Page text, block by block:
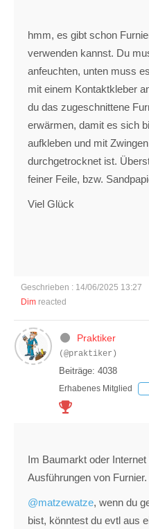
hmm, es gibt schon
verwenden kannst. Du
anfeuchten, unten muss
mit einem Kontaktkleber
du das zugeschnittene
erwärmen, damit es sich
aufkleben und mit
durchgetrocknet ist.
feiner Feile, bzw.
Viel Glück
Geschrieben : 14/06/2025 13:27
Dim reacted
Praktiker
(@praktiker)
Beiträge: 4038
Erhabenes Mitglied
Im Baumarkt oder
Ausführungen von Furnier.
@matzewatze, wenn du
bist, könntest du evtl aus